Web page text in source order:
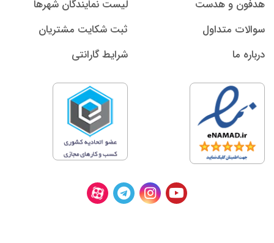
هدفون و هدست
سوالات متداول
درباره ما
لیست نمایندگان شهرها
ثبت شکایت مشتریان
شرایط گارانتی